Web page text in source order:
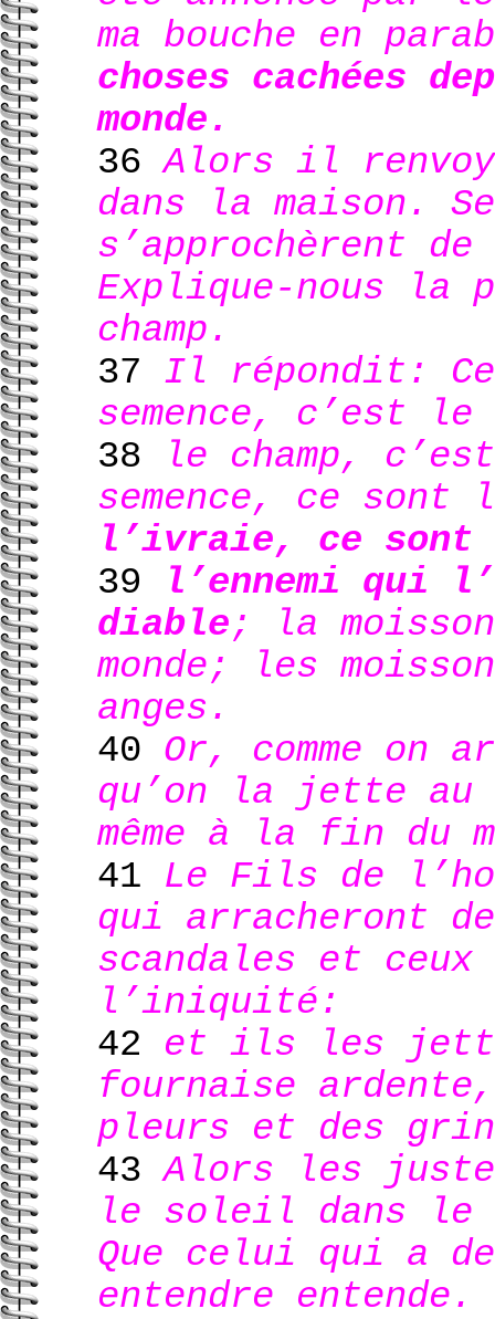
ma bouche en
choses cachées
monde.
36Alors il
dans la maison.
s’approchèrent
Explique-nous la
champ.
37 Il répondit:
semence, c’est le
38
le champ,
semence, ce
l’ivraie, ce
39
l’ennemi qui
diable; la
monde; les
anges.
40 Or, comme on
qu’on la jette
même à la fin du
41 Le Fils de
qui arracheront
scandales et ceux
l’iniquité:
42 et ils les
fournaise
pleurs et des
43Alors les
le soleil dans le
Que celui qui a
entendre entende.